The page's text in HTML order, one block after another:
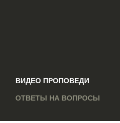
ВИДЕО ПРОПОВЕДИ
ОТВЕТЫ НА ВОПРОСЫ